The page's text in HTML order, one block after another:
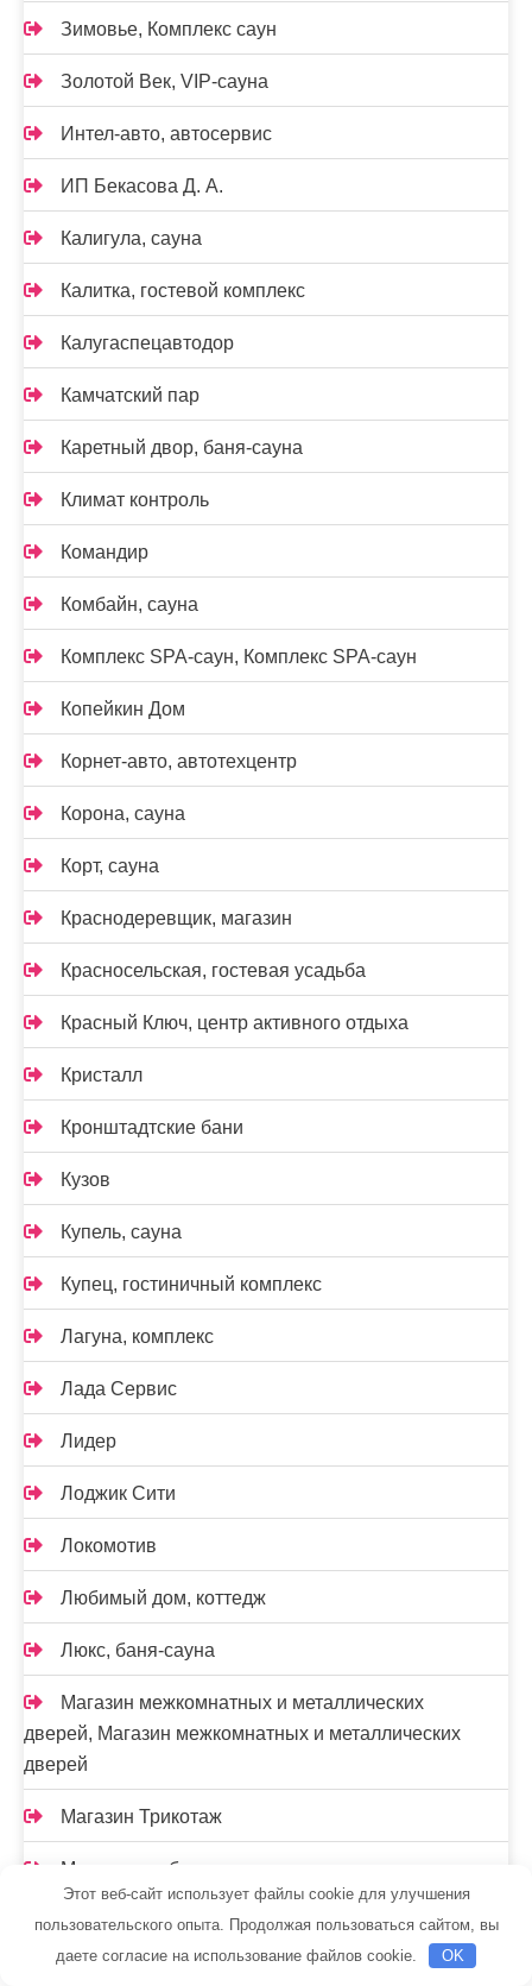
Зимовье, Комплекс саун
Золотой Век, VIP-сауна
Интел-авто, автосервис
ИП Бекасова Д. А.
Калигула, сауна
Калитка, гостевой комплекс
Калугаспецавтодор
Камчатский пар
Каретный двор, баня-сауна
Климат контроль
Командир
Комбайн, сауна
Комплекс SPA-саун, Комплекс SPA-саун
Копейкин Дом
Корнет-авто, автотехцентр
Корона, сауна
Корт, сауна
Краснодеревщик, магазин
Красносельская, гостевая усадьба
Красный Ключ, центр активного отдыха
Кристалл
Кронштадтские бани
Кузов
Купель, сауна
Купец, гостиничный комплекс
Лагуна, комплекс
Лада Сервис
Лидер
Лоджик Сити
Локомотив
Любимый дом, коттедж
Люкс, баня-сауна
Магазин межкомнатных и металлических
дверей, Магазин межкомнатных и металлических
дверей
Магазин Трикотаж
Малиновки, баня на дровах
Мамонт, автомоечный комплекс
Этот веб-сайт использует файлы cookie для улучшения
пользовательского опыта. Продолжая пользоваться сайтом, вы
даете согласие на использование файлов cookie.
OK